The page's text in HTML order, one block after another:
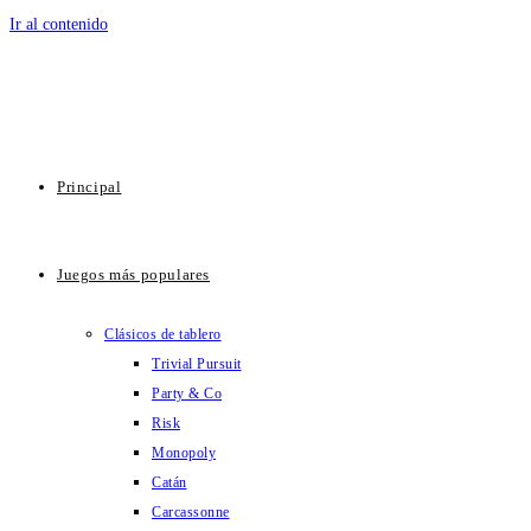
Ir al contenido
Principal
Juegos más populares
Clásicos de tablero
Trivial Pursuit
Party & Co
Risk
Monopoly
Catán
Carcassonne